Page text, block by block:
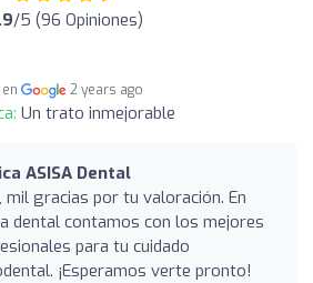
/5 (96 Opiniones)
2 years ago
Un trato inmejorable
ASISA Dental
mil gracias por tu valoración. En
dental contamos con los mejores
para tu cuidado
¡Esperamos verte pronto!